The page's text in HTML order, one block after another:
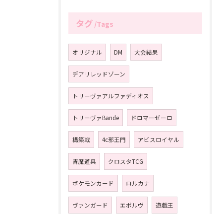
タグ Tags
オリジナル DM 大会結果
デアリレッドゾーン
トリーヴァアルファディオス
トリーヴァBande ドロマーゼーロ
構築戦 4c邪王門 アビスロイヤル
青魔道具 クロスタTCG
ポケモンカード ロルカナ
ヴァンガード エボルヴ 遊戯王